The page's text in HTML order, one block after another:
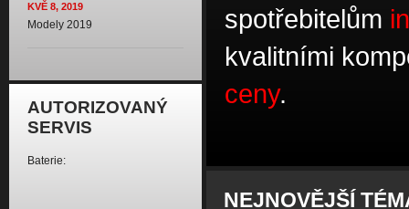
KVĚ 8, 2019
Modely 2019
AUTORIZOVANÝ
SERVIS
Baterie:
spotřebitelům
kvalitními
ceny.
NEJNOVĚJŠÍ